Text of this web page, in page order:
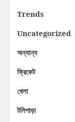
Trends
Uncategorized
অন্যান্য
ক্রিকেট
খেলা
টলিপাড়া